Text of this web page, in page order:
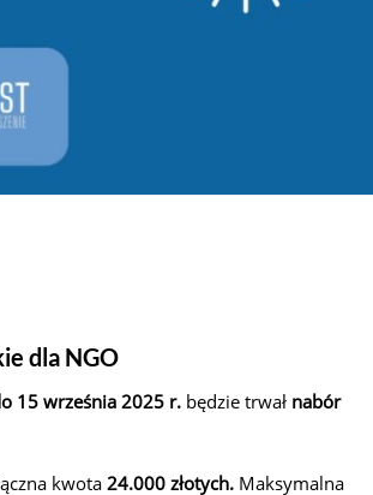
dla NGO
15 września 2025 r. będzie trwał nabór
kwota 24.000 złotych. Maksymalna